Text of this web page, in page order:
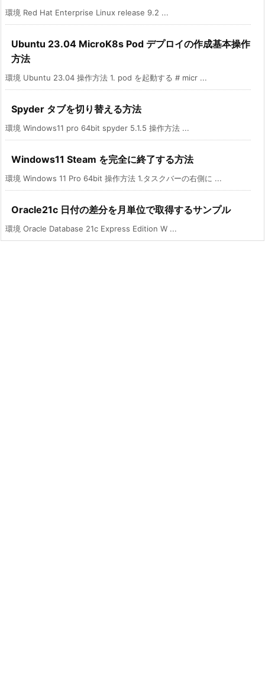
環境 Red Hat Enterprise Linux release 9.2 ...
Ubuntu 23.04 MicroK8s Pod デプロイの作成基本操作
方法
環境 Ubuntu 23.04 操作方法 1. pod を起動する # micr ...
Spyder タブを切り替える方法
環境 Windows11 pro 64bit spyder 5.1.5 操作方法 ...
Windows11 Steam を完全に終了する方法
環境 Windows 11 Pro 64bit 操作方法 1.タスクバーの右側に ...
Oracle21c 日付の差分を月単位で取得するサンプル
環境 Oracle Database 21c Express Edition W ...